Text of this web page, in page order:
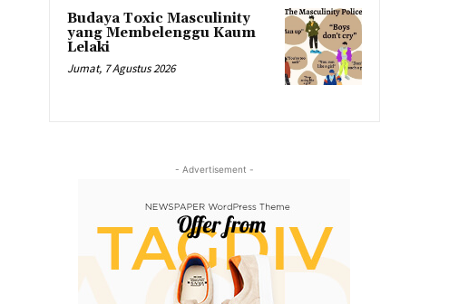
Budaya Toxic Masculinity
yang Membelenggu Kaum
Lelaki
Jumat, 7 Agustus 2026
- Advertisement -